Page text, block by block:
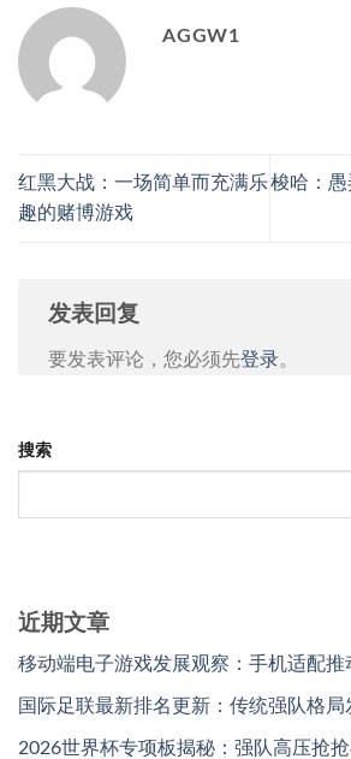
AGGW1
红黑大战：一场简单而充满乐
趣的赌博游戏
梭哈：
发表回复
要发表评论，您必须先登录。
搜索
近期文章
移动端电子游戏发展观察：手机适配推
国际足联最新排名更新：传统强队格局
2026世界杯专项板揭秘：强队高压抢